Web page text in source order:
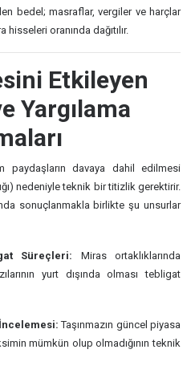
bedel; masraflar, vergiler ve harçlar
oranında dağıtılır.
Etkileyen
Yargılama
paydaşların davaya dahil edilmesi
nedeniyle teknik bir titizlik gerektirir.
sonuçlanmakla birlikte şu unsurlar
Süreçleri: Miras ortaklıklarında
yurt dışında olması tebligat
Taşınmazın güncel piyasa
mümkün olup olmadığının teknik